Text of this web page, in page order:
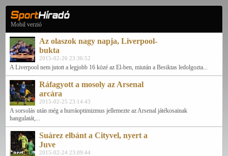
Mobil verzió
Az olaszok nagy napja, Liverpool-
bukta
2015-02-26 23:36:52
A Liverpool nem jutott a legjobb 16 közé az El-ben, miután a Besiktas ledolgozta...
Ráfagyott a mosoly az Arsenal
arcára
2015-02-25 23:14:43
A sorsolás után még a hurráoptimizmus jellemezte az Arsenal játékosainak
hangulatát,...
Suárez elbánt a Cityvel, nyert a
Juve
2015-02-24 23:09:44